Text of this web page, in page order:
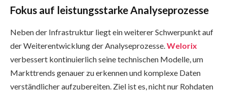
Fokus auf leistungsstarke Analyseprozesse
Neben der Infrastruktur liegt ein weiterer Schwerpunkt auf
der Weiterentwicklung der Analyseprozesse.Welorix
verbessert kontinuierlich seine technischen Modelle, um
Markttrends genauer zu erkennen und komplexe Daten
verständlicher aufzubereiten. Ziel ist es, nicht nur Rohdaten